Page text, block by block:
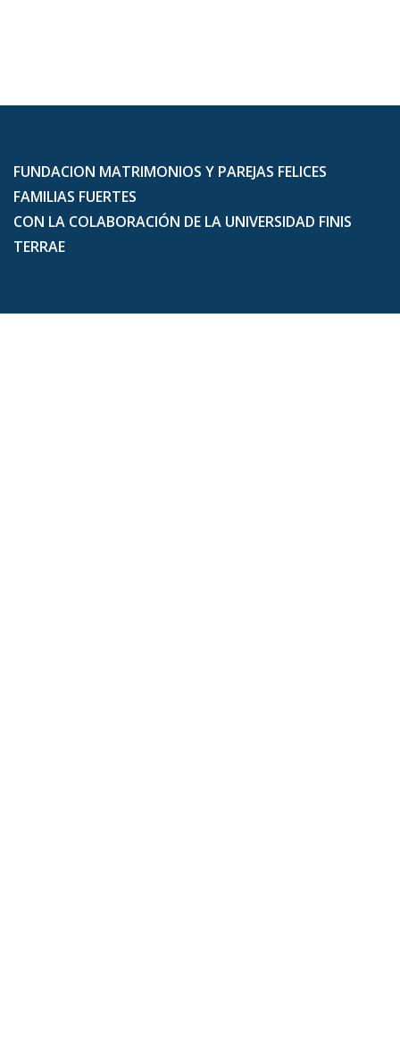
FUNDACION MATRIMONIOS Y PAREJAS FELICES
FAMILIAS FUERTES
CON LA COLABORACIÓN DE LA UNIVERSIDAD FINIS
TERRAE